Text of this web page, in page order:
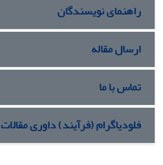
راهنمای نویسندگان
ارسال مقاله
تماس با ما
فلودیاگرام (فرآیند) داوری مقالات